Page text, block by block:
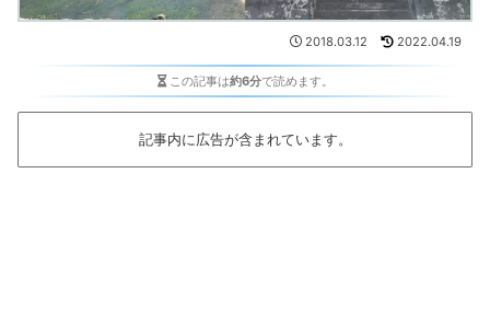
2018.03.12 2022.04.19
この記事は約6分で読めます。
記事内に広告が含まれています。